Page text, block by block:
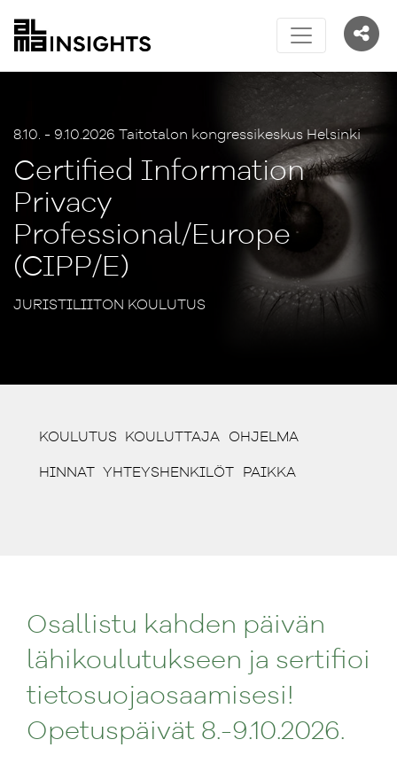
8.10. - 9.10.2026 Taitotalon kongressikeskus Helsinki
Certified Information
Privacy
Professional/Europe
(CIPP/E)
JURISTILIITON KOULUTUS
KOULUTUS(CURRENT)
KOULUTTAJA (CURRENT)
OHJELMA(CURRENT)
HINNAT (CURRENT)
YHTEYSHENKILÖT (CURRENT)
PAIKKA(CURRENT)
Osallistu kahden päivän
lähikoulutukseen ja sertifioi
tietosuojaosaamisesi!
Opetuspäivät 8.-9.10.2026.